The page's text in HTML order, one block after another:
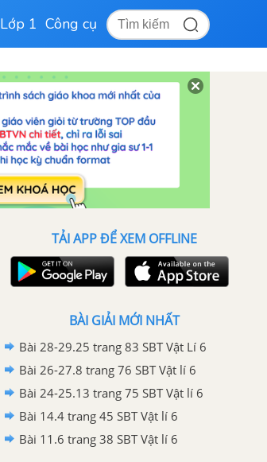
Lớp 1 Công cụ
TẢI APP ĐỂ XEM OFFLINE
BÀI GIẢI MỚI NHẤT
Bài 28-29.25 trang 83 SBT Vật Lí 6
Bài 26-27.8 trang 76 SBT Vật lí 6
Bài 24-25.13 trang 75 SBT Vật lí 6
Bài 14.4 trang 45 SBT Vật lí 6
Bài 11.6 trang 38 SBT Vật lí 6